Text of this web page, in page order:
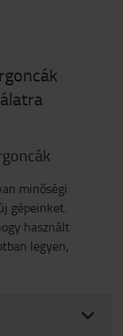
minőségi
gépeinket.
használt
legyen,